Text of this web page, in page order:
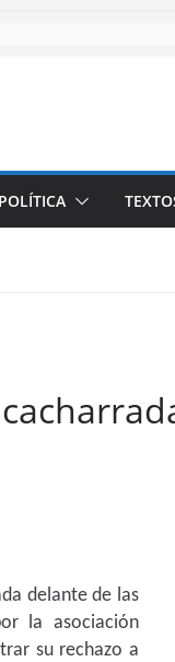
POLÍTICA
delante de las
la asociación
su rechazo a